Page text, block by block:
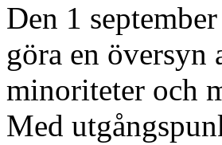
Den 1
göra en
minoriteter och
Med